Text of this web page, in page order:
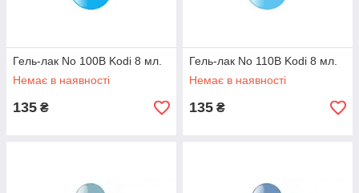
Гель-лак No 100B Kodi 8 мл.
Немає в наявності
135 ₴
Гель-лак No 110B Kodi 8 мл.
Немає в наявності
135 ₴